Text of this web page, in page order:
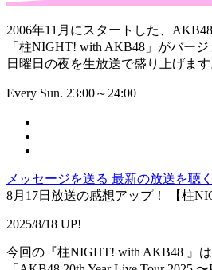
2006年11月にスタートした、
「柱NIGHT! with AKB48」がバージ
日曜日の夜を生放送で盛り上げま
Every Sun. 23:00～24:00
メッセージを送る 最新の放送を聴く
8月17日放送の感想アップ！ 【柱
2025/8/18 UP!
今回の『柱NIGHT! with AKB48 』